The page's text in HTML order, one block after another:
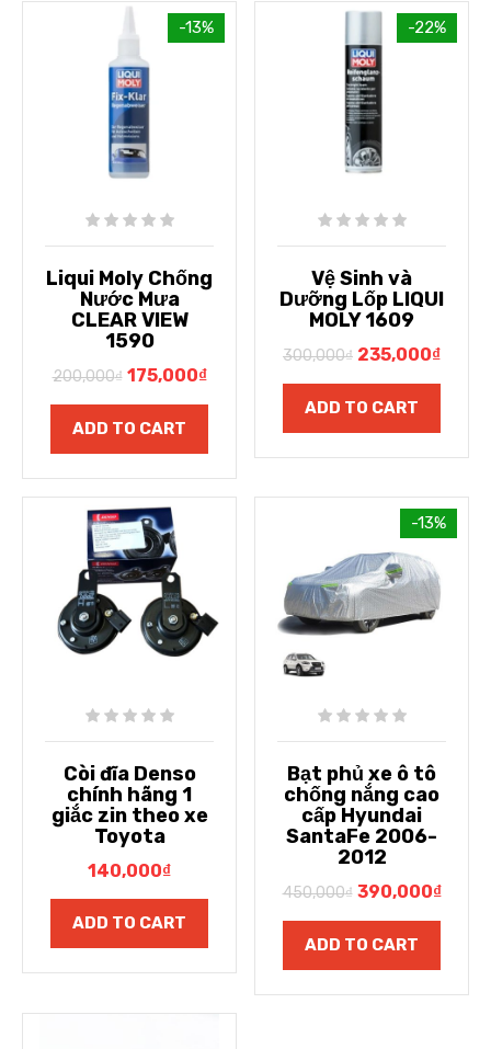
-13%
Liqui Moly Chống
Nước Mưa
CLEAR VIEW
1590
200,000₫ 175,000₫
ADD TO CART
-22%
Vệ Sinh và
Dưỡng Lốp LIQUI
MOLY 1609
300,000₫ 235,000₫
ADD TO CART
Còi đĩa Denso
chính hãng 1
giắc zin theo xe
Toyota
140,000₫
ADD TO CART
-13%
Bạt phủ xe ô tô
chống nắng cao
cấp Hyundai
SantaFe 2006-
2012
450,000₫ 390,000₫
ADD TO CART